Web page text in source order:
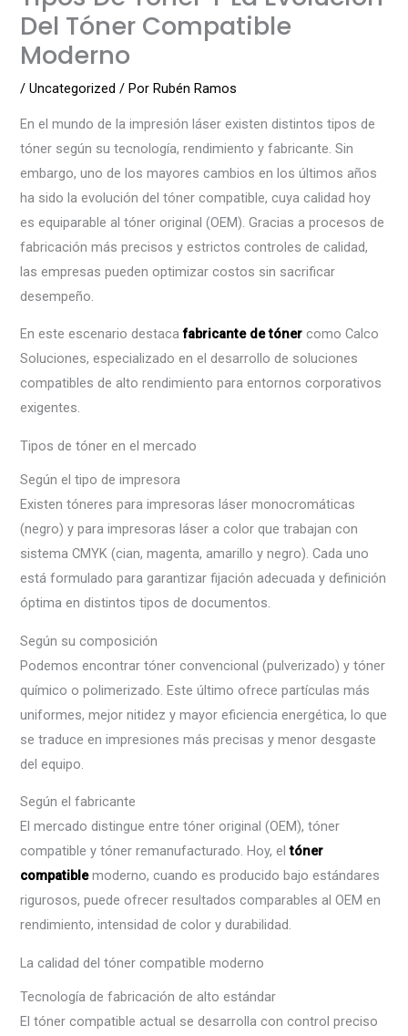
Del Tóner Compatible
Moderno
/Uncategorized / PorRubén Ramos
En el mundo de la impresión láser existen distintos tipos de
tóner según su tecnología, rendimiento y fabricante. Sin
embargo, uno de los mayores cambios en los últimos años
ha sido la evolución del tóner compatible, cuya calidad hoy
es equiparable al tóner original (OEM). Gracias a procesos de
fabricación más precisos y estrictos controles de calidad,
las empresas pueden optimizar costos sin sacrificar
desempeño.
En este escenario destacafabricante de tóner como Calco
Soluciones, especializado en el desarrollo de soluciones
compatibles de alto rendimiento para entornos corporativos
exigentes.
Tipos de tóner en el mercado
Según el tipo de impresora
Existen tóneres para impresoras láser monocromáticas
(negro) y para impresoras láser a color que trabajan con
sistema CMYK (cian, magenta, amarillo y negro). Cada uno
está formulado para garantizar fijación adecuada y definición
óptima en distintos tipos de documentos.
Según su composición
Podemos encontrar tóner convencional (pulverizado) y tóner
químico o polimerizado. Este último ofrece partículas más
uniformes, mejor nitidez y mayor eficiencia energética, lo que
se traduce en impresiones más precisas y menor desgaste
del equipo.
Según el fabricante
El mercado distingue entre tóner original (OEM), tóner
compatible y tóner remanufacturado. Hoy, eltóner
compatiblemoderno, cuando es producido bajo estándares
rigurosos, puede ofrecer resultados comparables al OEM en
rendimiento, intensidad de color y durabilidad.
La calidad del tóner compatible moderno
Tecnología de fabricación de alto estándar
El tóner compatible actual se desarrolla con control preciso